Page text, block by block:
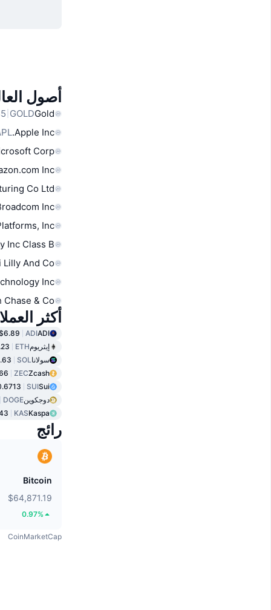
أصول
Gold
GOLD
Apple Inc.
Corp
Inc
Co Ltd
Inc
Inc.
Inc Class B
Lilly And Co
Inc
Chase & Co
أكثر
ADI
ADI
إيثريومETH
سولانا SOL
Zcash
ZEC
Sui
SUI
دوجكوينDOGE
Kaspa
KAS
رائج
Bitcoin
$64,871.19
0.97%
CoinMarketCap